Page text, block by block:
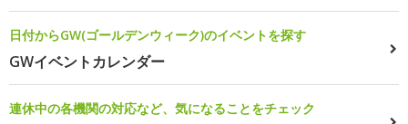
日付からGW(ゴールデンウィーク)のイベントを探す
GWイベントカレンダー
連休中の各機関の対応など、気になることをチェック